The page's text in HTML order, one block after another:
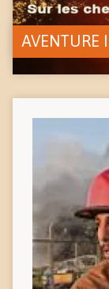
AVENTURE